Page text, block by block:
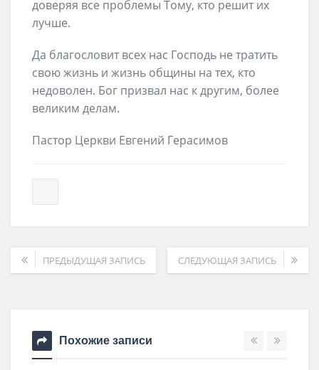
доверяя все проблемы Тому, кто решит их
лучше.
Да благословит всех нас Господь не тратить
свою жизнь и жизнь общины на тех, кто
недоволен. Бог призвал нас к другим, более
великим делам.
Пастор Церкви Евгений Герасимов
ПРЕДЫДУЩАЯ ЗАПИСЬ СЛЕДУЮЩАЯ ЗАПИСЬ
Похожие записи